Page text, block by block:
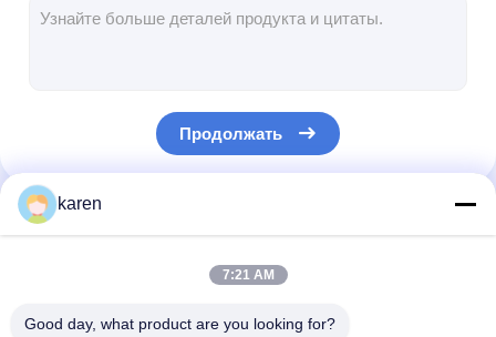
Продолжать
Наши Категории
karen
7:21 AM
Good day, what product are you looking for?